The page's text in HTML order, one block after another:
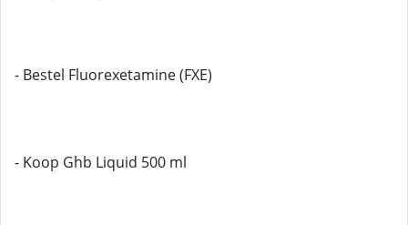
- Bestel Fluorexetamine (FXE)
- Koop Ghb Liquid 500 ml